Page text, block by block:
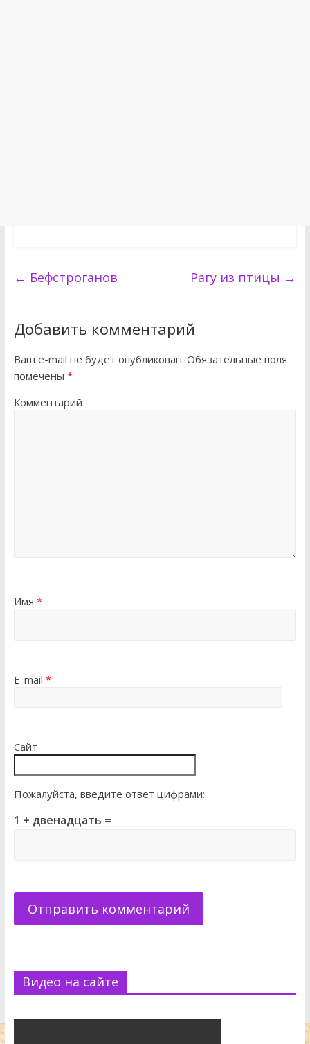
← Бефстроганов Рагу из птицы →
Добавить комментарий
Ваш e-mail не будет опубликован. Обязательные поля
помечены *
Комментарий
Имя *
E-mail *
Сайт
Пожалуйста, введите ответ цифрами:
1 + двенадцать =
Видео на сайте